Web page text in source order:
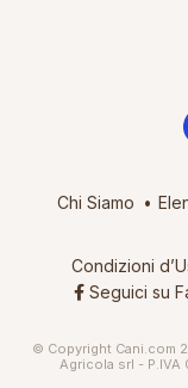
Chi Siamo
Condizioni
Seguici su
© Copyright Cani.com
Agricola srl -